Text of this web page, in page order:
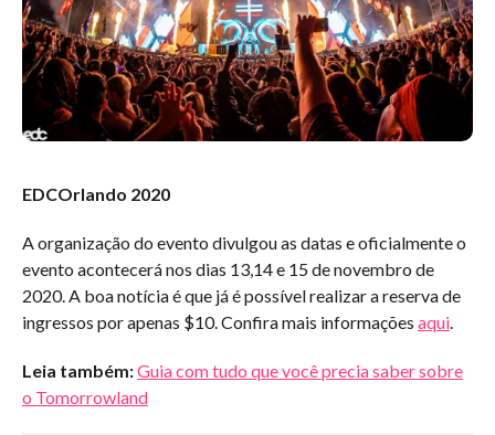
EDCOrlando 2020
A organização do evento divulgou as datas e oficialmente o
evento acontecerá nos dias 13,14 e 15 de novembro de
2020. A boa notícia é que já é possível realizar a reserva de
ingressos por apenas $10. Confira mais informações aqui.
Leia também:Guia com tudo que você precia saber sobre
o Tomorrowland